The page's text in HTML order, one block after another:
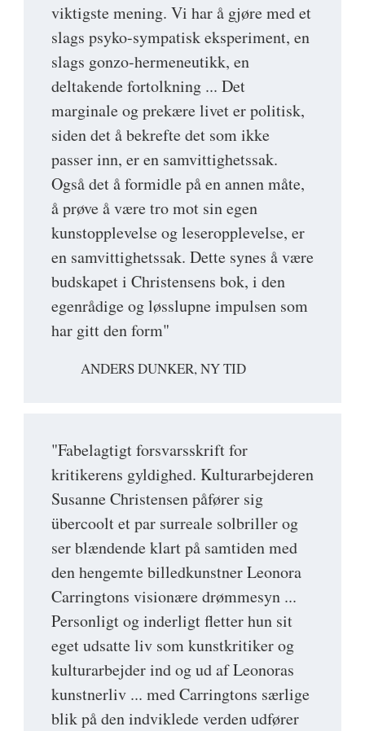
viktigste mening. Vi har å gjøre med et
slags psyko-sympatisk eksperiment, en
slags gonzo-hermeneutikk, en
deltakende fortolkning ... Det
marginale og prekære livet er politisk,
siden det å bekrefte det som ikke
passer inn, er en samvittighetssak.
Også det å formidle på en annen måte,
å prøve å være tro mot sin egen
kunstopplevelse og leseropplevelse, er
en samvittighetssak. Dette synes å være
budskapet i Christensens bok, i den
egenrådige og løsslupne impulsen som
har gitt den form"
ANDERS DUNKER, NY TID
"Fabelagtigt forsvarsskrift for
kritikerens gyldighed. Kulturarbejderen
Susanne Christensen påfører sig
übercoolt et par surreale solbriller og
ser blændende klart på samtiden med
den hengemte billedkunstner Leonora
Carringtons visionære drømmesyn ...
Personligt og inderligt fletter hun sit
eget udsatte liv som kunstkritiker og
kulturarbejder ind og ud af Leonoras
kunstnerliv ... med Carringtons særlige
blik på den indviklede verden udfører